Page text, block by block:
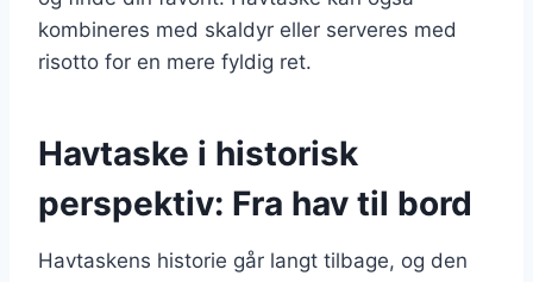
kombineres med skaldyr eller serveres med
risotto for en mere fyldig ret.
Havtaske i historisk
perspektiv: Fra hav til bord
Havtaskens historie går langt tilbage, og den